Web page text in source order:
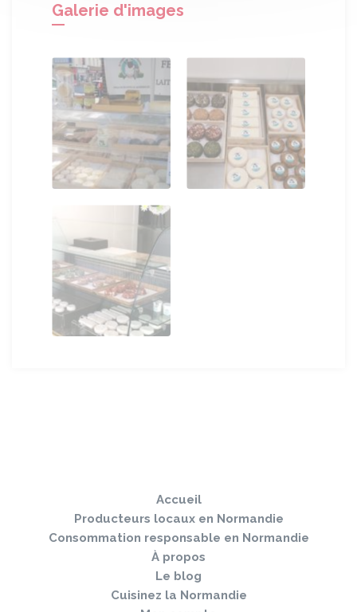
Galerie d'images
Accueil
Producteurs locaux en Normandie
Consommation responsable en Normandie
À propos
Le blog
Cuisinez la Normandie